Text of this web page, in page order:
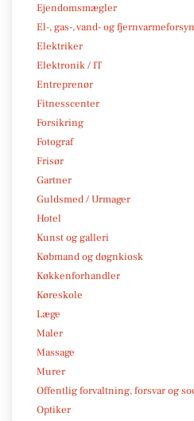
Ejendomsmægler
El-, gas-, vand- og
Elektriker
Elektronik / IT
Entreprenør
Fitnesscenter
Forsikring
Fotograf
Frisør
Gartner
Guldsmed / Urmager
Hotel
Kunst og galleri
Købmand og døgnkiosk
Køkkenforhandler
Køreskole
Læge
Maler
Massage
Murer
Offentlig forvaltning, forsvar og
Optiker